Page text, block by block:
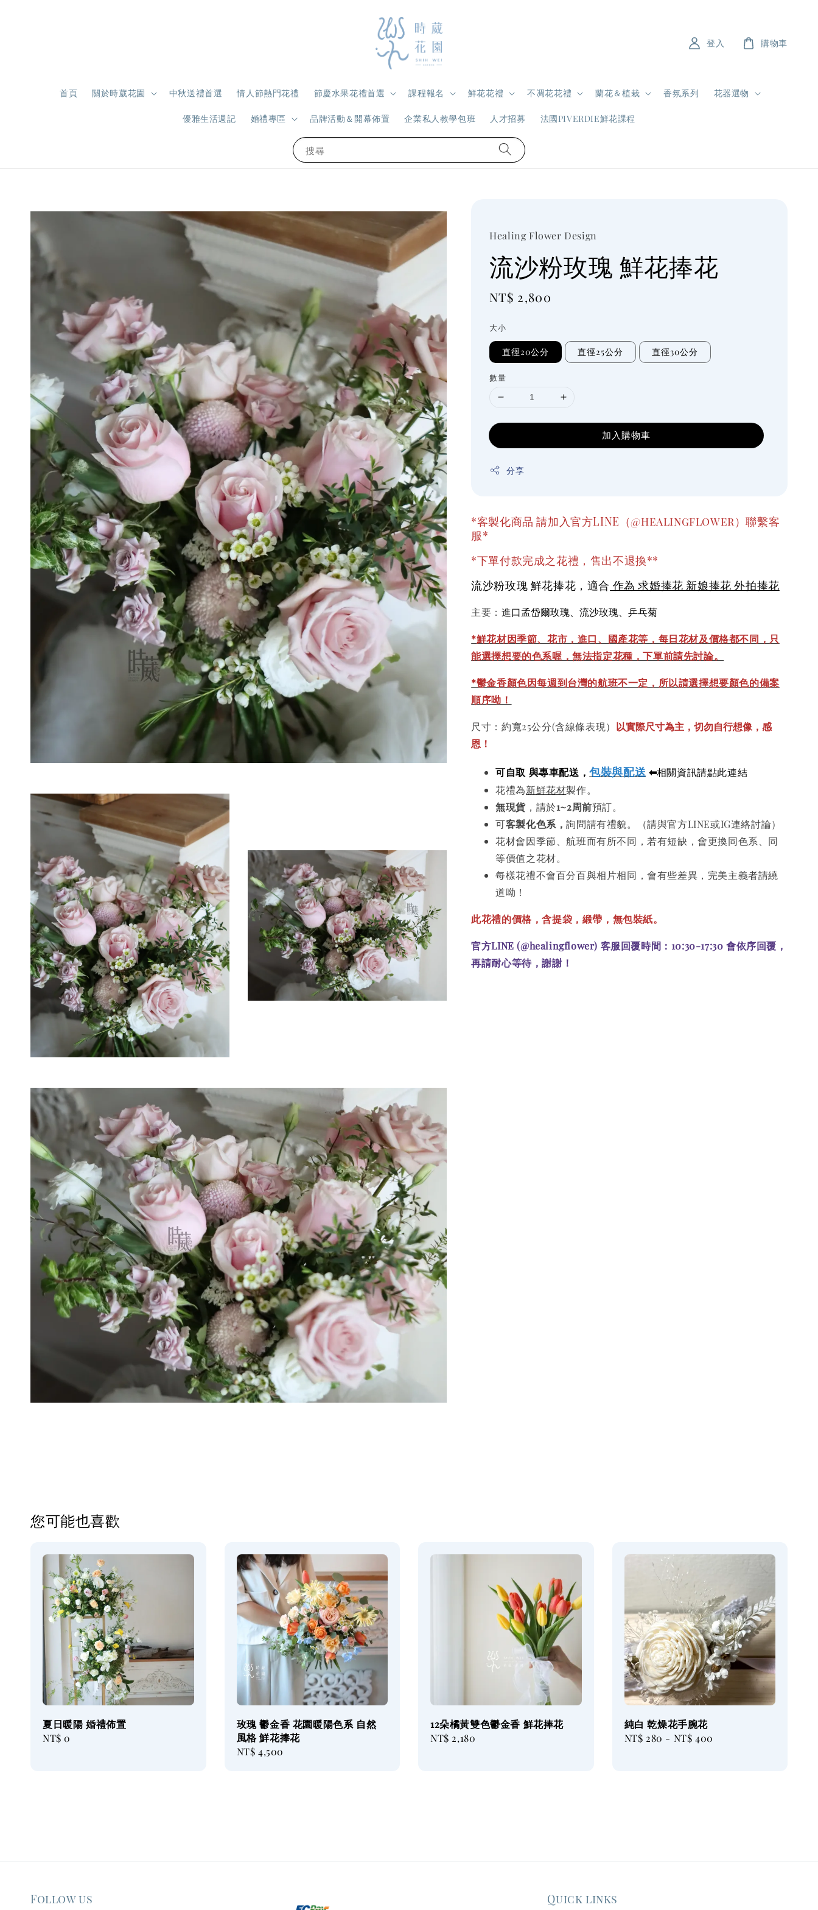
搜尋
首頁 關於時葳花園 中秋送禮首選 情人節熱門花禮 節慶水果花禮首選 課程報名 鮮花花禮 不凋花花禮 蘭花＆植栽 香氛系列 花器選物
優雅生活週記 婚禮專區 品牌活動＆開幕佈置 企業私人教學包班 人才招募 法國PIVERDIE鮮花課程
登入 購物車
Healing Flower Design
流沙粉玫瑰 鮮花捧花
Regular
NT$ 2,800
大小
直徑20公分 直徑25公分 直徑30公分
數量
加入購物車
分享
*客製化商品 請加入官方LINE（@healingflower）聯繫客
服*
*下單付款完成之花禮，售出不退換**
流沙粉玫瑰 鮮花捧花，適合 作為 求婚捧花 新娘捧花 外拍捧花
主要： 進口孟岱爾玫瑰、流沙玫瑰、乒乓菊
*鮮花材因季節、花市，進口、國產花等，每日花材及價格都不同，只
能選擇想要的色系喔，無法指定花種，下單前請先討論。
*鬱金香顏色因每週到台灣的航班不一定，所以請選擇想要顏色的備案
順序呦！
尺寸：約寬25公分(含線條表現） 以實際尺寸為主，切勿自行想像，感
恩！
可自取 與專車配送，包裝與配送 ⬅相關資訊請點此連結
花禮為新鮮花材製作。
無現貨 ，請於1~2周前預訂。
可客製化色系，詢問請有禮貌。（請與官方LINE或IG連絡討論）
花材會因季節、航班而有所不同，若有短缺，會更換同色系、同
等價值之花材。
每樣花禮不會百分百與相片相同，會有些差異，完美主義者請繞
道呦！
此花禮的價格 ，含提袋， 緞帶，無包裝紙。
官方LINE (@healingflower) 客服回覆時間：10:30-17:30 會依序回覆，
再請耐心等待，謝謝！
您可能也喜歡
夏日暖陽 婚禮佈置
Regular
NT$ 0
玫瑰 鬱金香 花園暖陽色系 自然
風格 鮮花捧花
Regular
NT$ 4,500
12朵橘黃雙色鬱金香 鮮花捧花
Regular
NT$ 2,180
純白 乾燥花手腕花
Regular
NT$ 280 - NT$ 400
Follow us Quick links